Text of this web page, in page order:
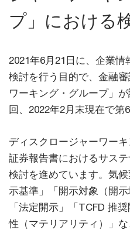
プ」における
2021年6月21日に、企業情
検討を行う目的で、金融
ワーキング・グループ」
回、2022年2月末現在で第
ディスクロージャーワー
証券報告書におけるサス
検討を進めています。気
示基準」「開示対象（開
「法定開示」「TCFD 推
性（マテリアリティ）」